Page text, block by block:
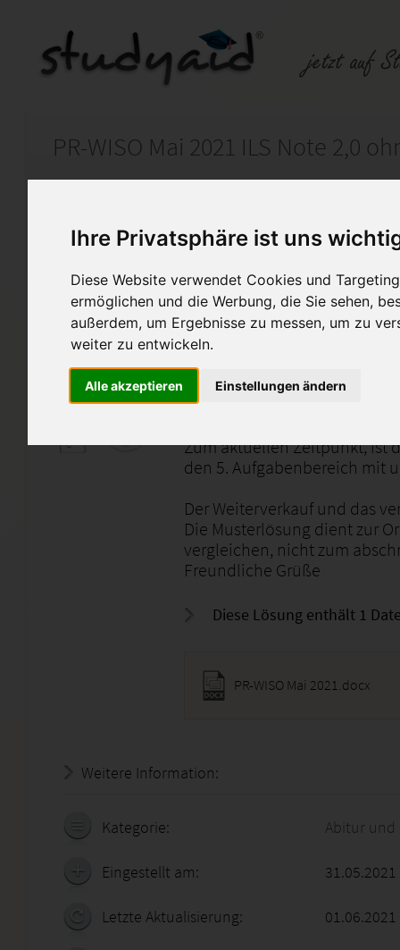
Ihre Privatsphäre ist uns
Diese Website verwendet Cookies und
ermöglichen und die Werbung, die Sie sehen,
außerdem, um Ergebnisse zu messen, um zu
weiter zu entwickeln.
Alle akzeptieren Einstellungen ändern
PR-WISO Mai 2021 ILS Note 2,0
aktuelle Ausgabe von Mai 2021, sollte
Im Anhang befindet sich
Prüfung in WISO (PR-WISO).
vorhanden und erzielt
biete ich separat hier an.
Zum aktuellen Zeitpunkt, ist
den 5. Aufgabenbereich mit
Der Weiterverkauf und das
Die Musterlösung dient zur
vergleichen, nicht zum
Freundliche Grüße
Diese Lösung enthält 1
PR-WISO Mai 2021.docx
Weitere Information:
Kategorie: Abitur und
Eingestellt am:
Letzte Aktualisierung: 01.06.2021